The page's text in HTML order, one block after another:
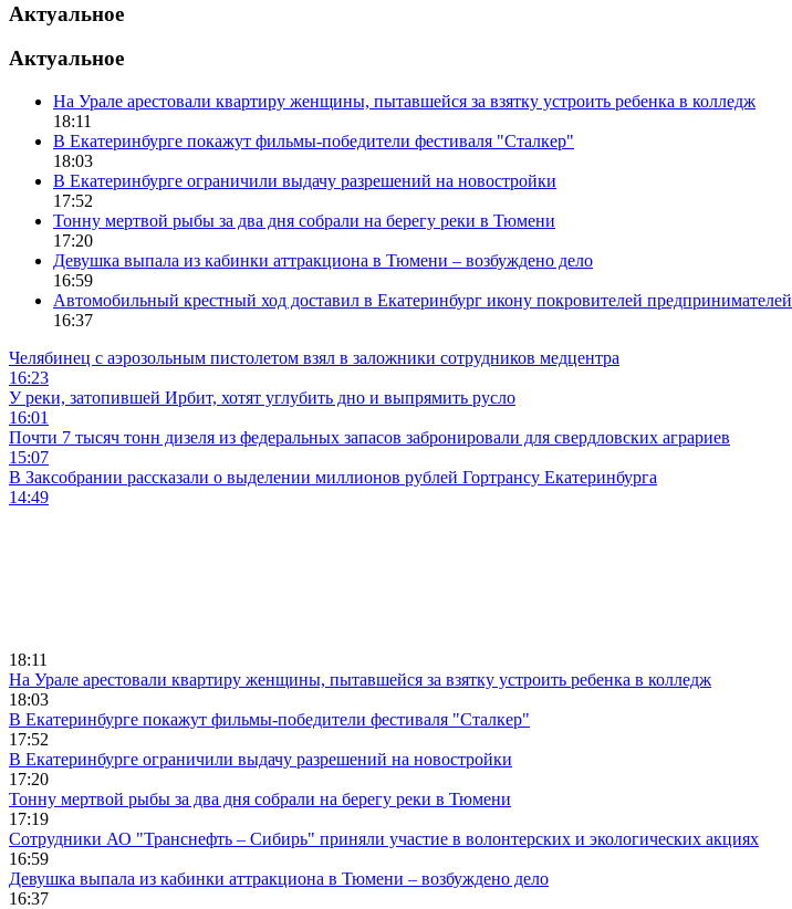
Актуальное
Актуальное
На Урале арестовали квартиру женщины, пытавшейся за взятку устроить ребенка в колледж
18:11
В Екатеринбурге покажут фильмы-победители фестиваля "Сталкер"
18:03
В Екатеринбурге ограничили выдачу разрешений на новостройки
17:52
Тонну мертвой рыбы за два дня собрали на берегу реки в Тюмени
17:20
Девушка выпала из кабинки аттракциона в Тюмени – возбуждено дело
16:59
Автомобильный крестный ход доставил в Екатеринбург икону покровителей предпринимателей
16:37
Челябинец с аэрозольным пистолетом взял в заложники сотрудников медцентра
16:23
У реки, затопившей Ирбит, хотят углубить дно и выпрямить русло
16:01
Почти 7 тысяч тонн дизеля из федеральных запасов забронировали для свердловских аграриев
15:07
В Заксобрании рассказали о выделении миллионов рублей Гортрансу Екатеринбурга
14:49
18:11
На Урале арестовали квартиру женщины, пытавшейся за взятку устроить ребенка в колледж
18:03
В Екатеринбурге покажут фильмы-победители фестиваля "Сталкер"
17:52
В Екатеринбурге ограничили выдачу разрешений на новостройки
17:20
Тонну мертвой рыбы за два дня собрали на берегу реки в Тюмени
17:19
Сотрудники АО "Транснефть – Сибирь" приняли участие в волонтерских и экологических акциях
16:59
Девушка выпала из кабинки аттракциона в Тюмени – возбуждено дело
16:37